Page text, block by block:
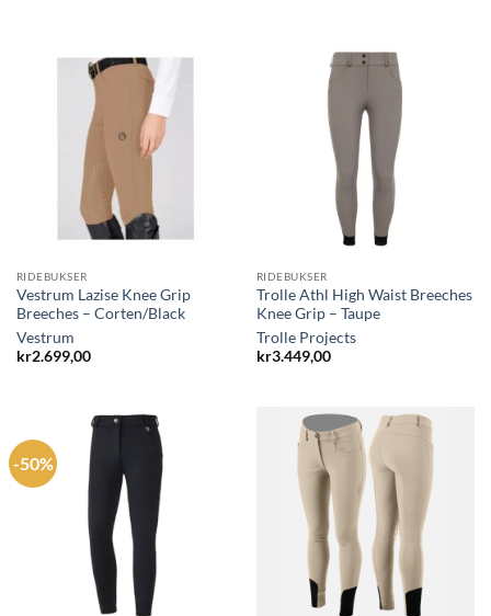
RIDEBUKSER
Vestrum Lazise Knee Grip
Breeches – Corten/Black
Vestrum
kr2.699,00
RIDEBUKSER
Trolle Athl High Waist Breeches
Knee Grip – Taupe
Trolle Projects
kr3.449,00
-50%